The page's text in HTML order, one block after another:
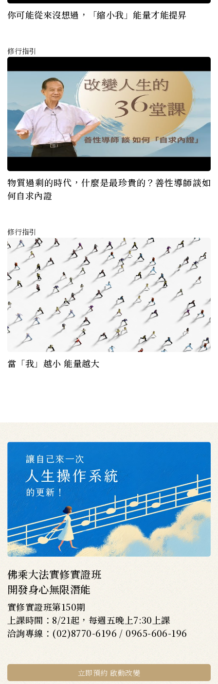
你可能從來沒想過，「縮小我」能量才能提昇
修行指引
物質過剩的時代，什麼是最珍貴的？善性導師談如
何自求內證
修行指引
當「我」越小 能量越大
佛乘大法實修實證班
開發身心無限潛能
實修實證班第150期
上課時間：8/21起，每週五晚上7:30上課
洽詢專線：(02)8770-6196 / 0965-606-196
立即預約 啟動改變